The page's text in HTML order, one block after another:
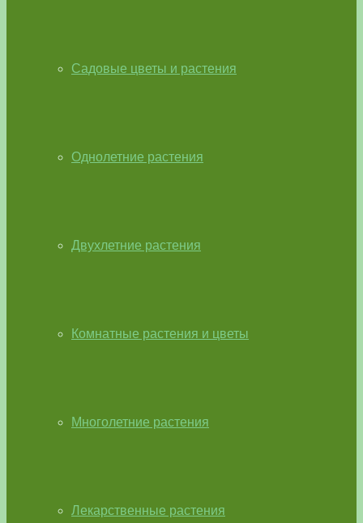
Садовые цветы и растения
Однолетние растения
Двухлетние растения
Комнатные растения и цветы
Многолетние растения
Лекарственные растения